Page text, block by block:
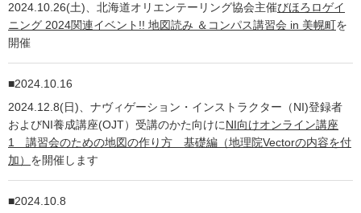
2024.10.26(土)、北海道オリエンテーリング協会主催びほろロゲイ
ニング 2024関連イベント!! 地図読み ＆コンパス講習会 in 美幌町を
開催
2024.10.16
2024.12.8(日)、ナヴィゲーション・インストラクター（NI)登録者
およびNI養成講座(OJT）受講のかた向けにNI向けオンライン講座
1 講習会のための地図の作り方 基礎編（地理院Vectorの内容を付
加） を開催します
2024.10.8